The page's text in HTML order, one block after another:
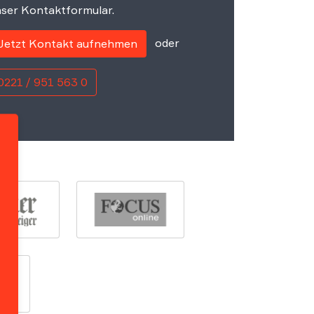
Kontaktformular.
Kontakt aufnehmen oder
/ 951 563 0